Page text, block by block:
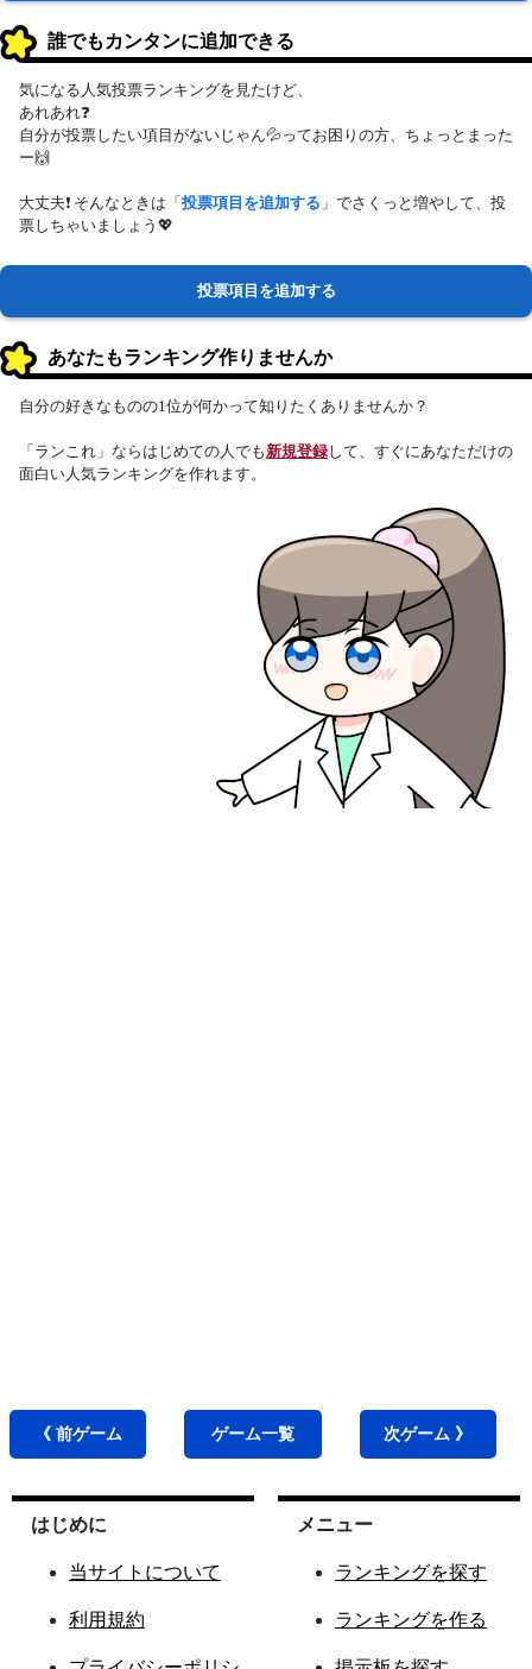
誰でもカンタンに追加できる
気になる人気投票ランキングを見たけど、
あれあれ❓
自分が投票したい項目がないじゃん💦ってお困りの方、ちょっとまった
ー🙌
大丈夫❗ そんなときは「投票項目を追加する 」でさくっと増やして、投
票しちゃいましょう💖
投票項目を追加する
あなたもランキング作りませんか
自分の好きなものの1位が何かって知りたくありませんか？
「ランこれ」ならはじめての人でも新規登録して、すぐにあなただけの
面白い人気ランキングを作れます。
《 前ゲーム ゲーム一覧 次ゲーム 》
はじめに
当サイトについて
利用規約
メニュー
ランキングを探す
ランキングを作る